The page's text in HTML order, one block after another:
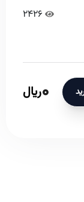
2426
ریال